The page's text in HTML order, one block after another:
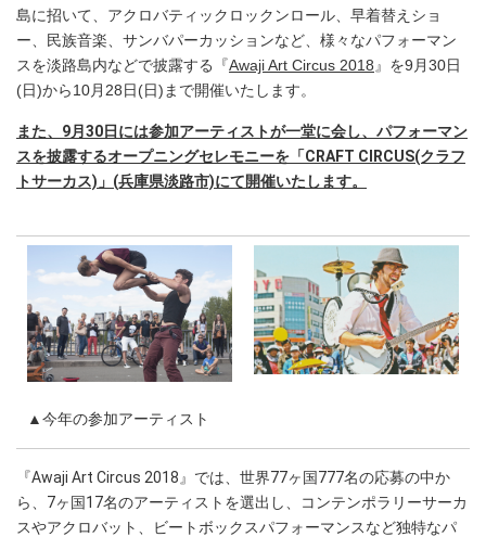
島に招いて、アクロバティックロックンロール、早着替えショ
ー、民族音楽、サンバパーカッションなど、様々なパフォーマン
スを淡路島内などで披露する『Awaji Art Circus 2018 』を9月30日
(日)から10月28日(日)まで開催いたします。
また、9月30日には参加アーティストが一堂に会し、パフォーマン
スを披露するオープニングセレモニーを「CRAFT CIRCUS(クラフ
トサーカス)」(兵庫県淡路市)にて開催いたします。
▲今年の参加アーティスト
『Awaji Art Circus 2018』では、世界77ヶ国777名の応募の中か
ら、7ヶ国17名のアーティストを選出し、コンテンポラリーサーカ
スやアクロバット、ビートボックスパフォーマンスなど独特なパ